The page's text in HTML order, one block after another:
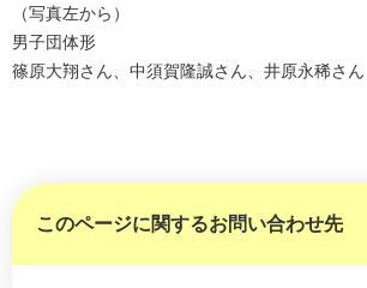
（写真左から）
男子団体形
篠原大翔さん、中須賀隆誠さん、井原永稀さん
このページに関するお問い合わせ先